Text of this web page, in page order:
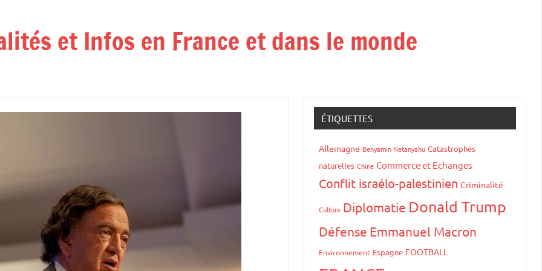
et Infos en France et dans le monde
ÉTIQUETTES
Allemagne Benyamin Netanyahu Catastrophes
naturelles Chine Commerce et Echanges
Conflit israélo-palestinien Criminalité
Culture Diplomatie Donald Trump
Défense Emmanuel Macron
Environnement Espagne FOOTBALL